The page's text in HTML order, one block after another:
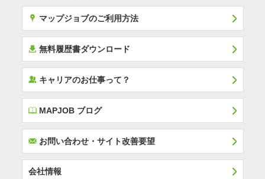
x マップジョブのご利用方法
í 無料履歴書ダウンロード
‰キャリアのお仕事って？
EMAPJOB ブログ
Fお問い合わせ・サイト改善要望
会社情報